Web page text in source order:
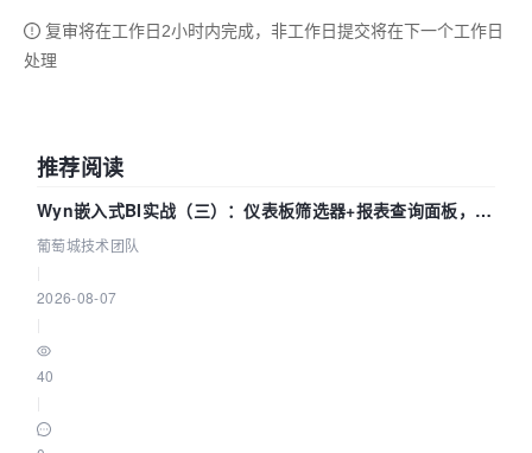
复审将在工作日2小时内完成，非工作日提交将在下一个工作日
处理
推荐阅读
Wyn嵌入式BI实战（三）：仪表板筛选器+报表查询面板，参
数联动全闭环
葡萄城技术团队
2026-08-07
40